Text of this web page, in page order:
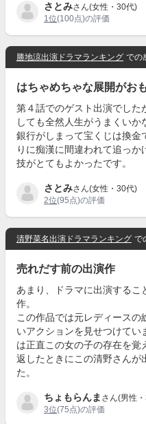
さとみさん(女性・30代)
1位(100点)の評価
勝地涼出演ドラマランキング での
はちゃめちゃな展開がお
第４話でのゲスト出演でした
しても全然人生がうまくいか
銀行がしまって宝くじは換金
りに痴漢に間違われて追っ
技がとてもよかったです。
さとみさん(女性・30代)
2位(95点)の評価
清野菜名出演ドラマランキング で
売れだす前の出演作
あまり、ドラマに出演する
作。
この作品では元レディースの
いアクションを見せつけてい
は正直この女の子の存在を覚
返したときにこの清野さんが
た。
ちょもらんま さん(男性
3位(75点)の評価